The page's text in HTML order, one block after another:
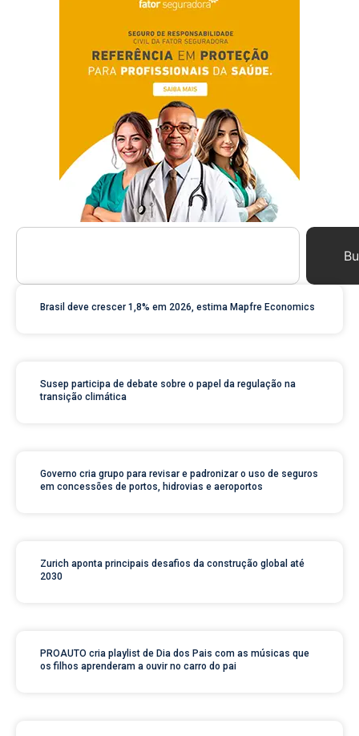
Brasil deve crescer 1,8% em 2026, estima Mapfre Economics
Susep participa de debate sobre o papel da regulação na
transição climática
Governo cria grupo para revisar e padronizar o uso de seguros
em concessões de portos, hidrovias e aeroportos
Zurich aponta principais desafios da construção global até
2030
PROAUTO cria playlist de Dia dos Pais com as músicas que
os filhos aprenderam a ouvir no carro do pai